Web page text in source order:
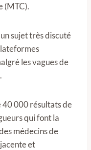
(MTC).
sujet très discuté
les vagues de
40 000 résultats de
qui font la
médecins de
et